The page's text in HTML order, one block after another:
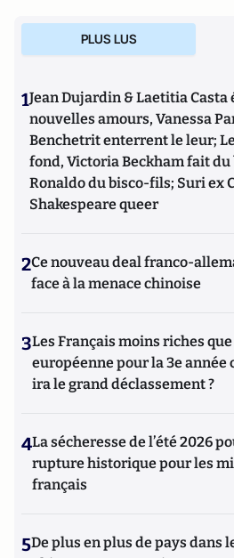
PLUS LUS
1Jean Dujardin & Laetitia
nouvelles amours, Vanessa
Benchetrit enterrent le leur;
fond, Victoria Beckham fait
Ronaldo du bisco-fils; Suri ex
Shakespeare queer
2Ce nouveau deal franco-
face à la menace chinoise
3Les Français moins riches
européenne pour la 3e année
ira le grand déclassement ?
4La sécheresse de l’été 2026
rupture historique pour les
français
5De plus en plus de pays dans